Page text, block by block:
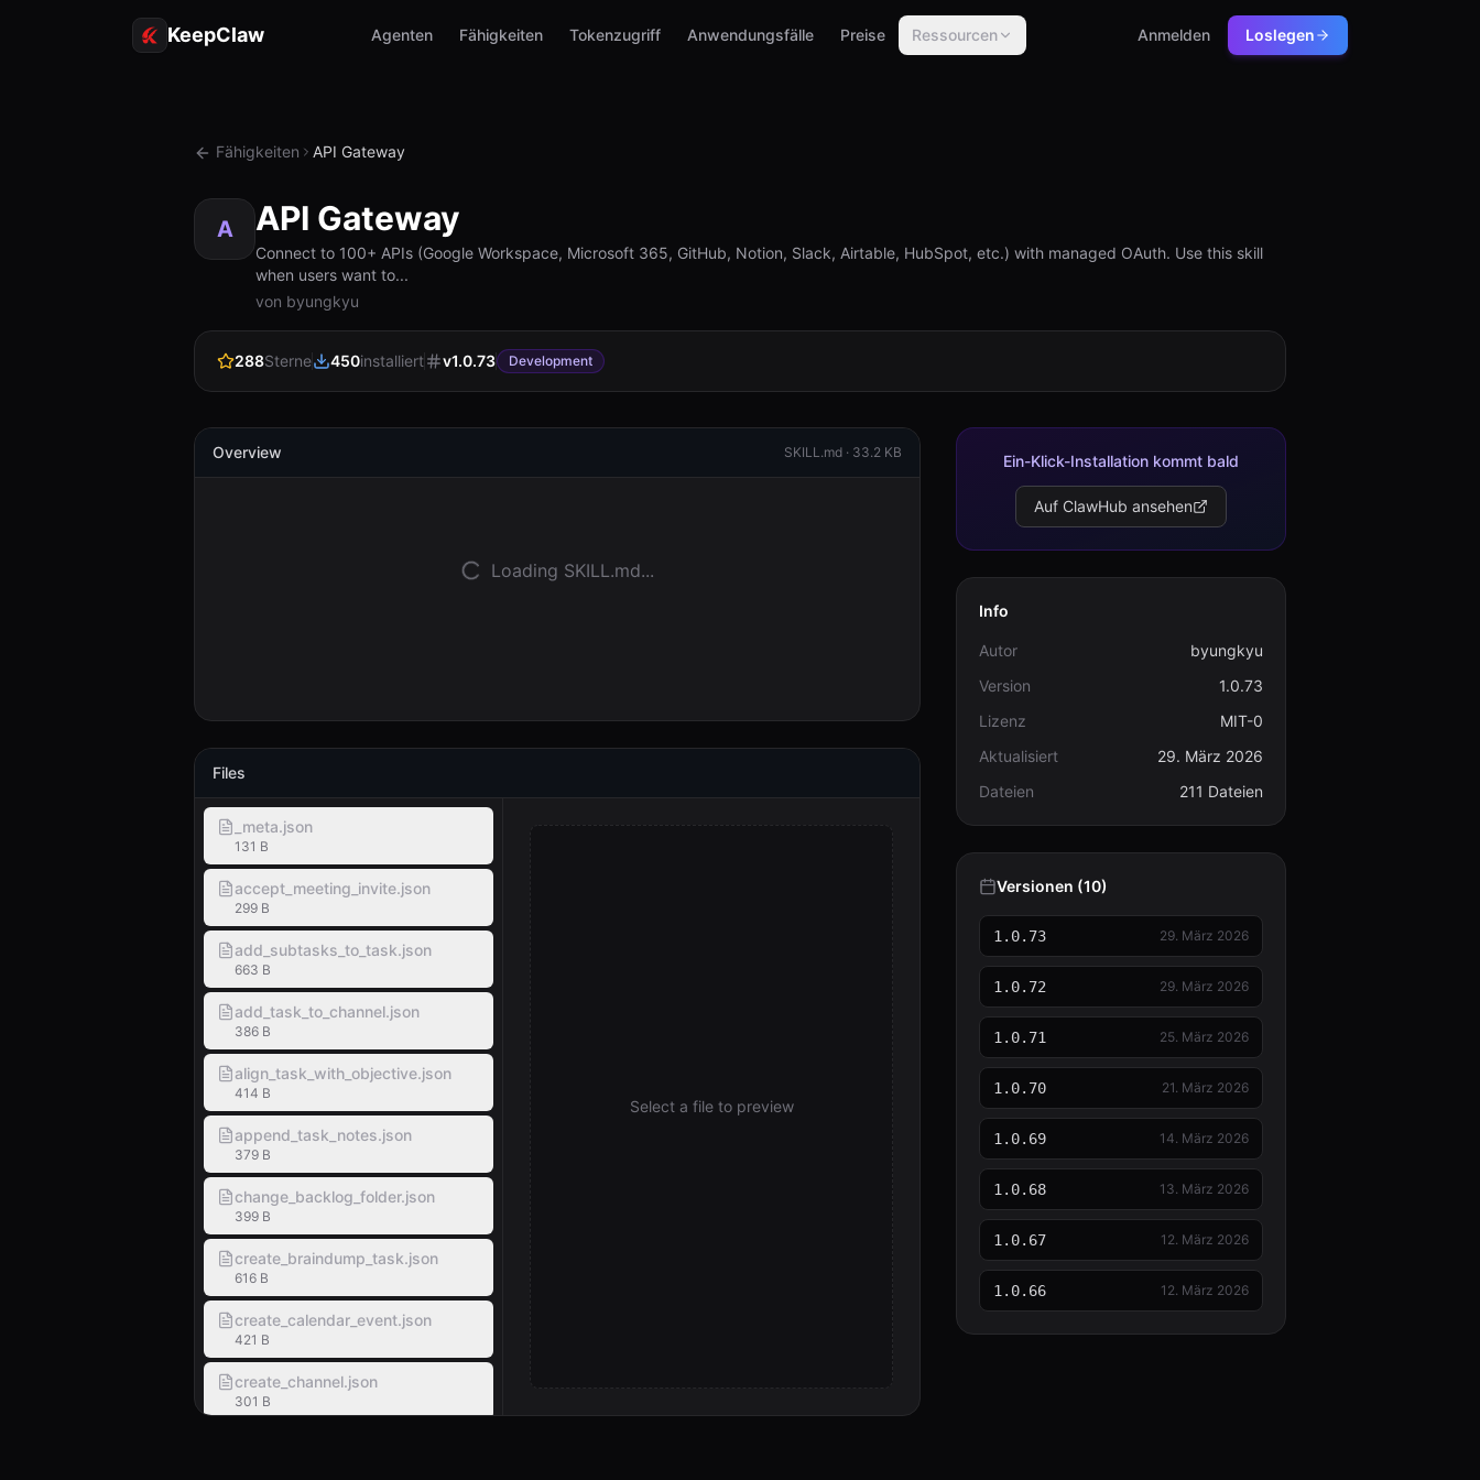
KeepClaw Agenten Fähigkeiten Tokenzugriff Anwendungsfälle Preise Ressourcen Anmelden Loslegen
Fähigkeiten API Gateway
A API Gateway
Connect to 100+ APIs (Google Workspace, Microsoft 365, GitHub, Notion, Slack, Airtable, HubSpot, etc.) with managed OAuth. Use this skill
when users want to...
von byungkyu
288Sterne 450installiert v1.0.73 Development
Overview SKILL.md · 33.2 KB
Loading SKILL.md...
Files
_meta.json
131 B
accept_meeting_invite.json
299 B
add_subtasks_to_task.json
663 B
add_task_to_channel.json
386 B
align_task_with_objective.json
414 B
append_task_notes.json
379 B
change_backlog_folder.json
399 B
create_braindump_task.json
616 B
create_calendar_event.json
421 B
create_channel.json
301 B
Select a file to preview
Ein-Klick-Installation kommt bald
Auf ClawHub ansehen
Info
Autor
byungkyu
Version
1.0.73
Lizenz
MIT-0
Aktualisiert
29. März 2026
Dateien
211 Dateien
Versionen (10)
1.0.73 29. März 2026
1.0.72 29. März 2026
1.0.71 25. März 2026
1.0.70 21. März 2026
1.0.69 14. März 2026
1.0.68 13. März 2026
1.0.67 12. März 2026
1.0.66 12. März 2026